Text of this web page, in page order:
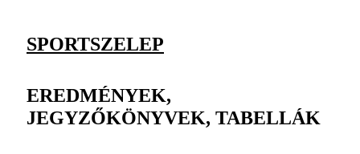
SPORTSZELEP
EREDMÉNYEK,
JEGYZŐKÖNYVEK, TABELLÁK